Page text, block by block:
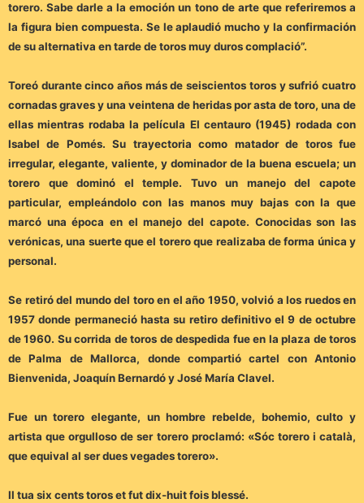
torero. Sabe darle a la emoción un tono de arte que referiremos a
la figura bien compuesta. Se le aplaudió mucho y la confirmación
de su alternativa en tarde de toros muy duros complació”.
Toreó durante cinco años más de seiscientos toros y sufrió cuatro
cornadas graves y una veintena de heridas por asta de toro, una de
ellas mientras rodaba la película El centauro (1945) rodada con
Isabel de Pomés. Su trayectoria como matador de toros fue
irregular, elegante, valiente, y dominador de la buena escuela; un
torero que dominó el temple. Tuvo un manejo del capote
particular, empleándolo con las manos muy bajas con la que
marcó una época en el manejo del capote. Conocidas son las
verónicas, una suerte que el torero que realizaba de forma única y
personal.
Se retiró del mundo del toro en el año 1950, volvió a los ruedos en
1957 donde permaneció hasta su retiro definitivo el 9 de octubre
de 1960. Su corrida de toros de despedida fue en la plaza de toros
de Palma de Mallorca, donde compartió cartel con Antonio
Bienvenida, Joaquín Bernardó y José María Clavel.
Fue un torero elegante, un hombre rebelde, bohemio, culto y
artista que orgulloso de ser torero proclamó: «Sóc torero i català,
que equival al ser dues vegades torero».
Il tua six cents toros et fut dix-huit fois blessé.